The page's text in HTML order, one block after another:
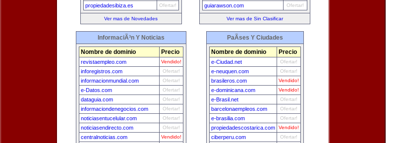
propiedadesibiza.es Ofertar!
Ver mas de Novedades
guiarawson.com Ofertar!
Ver mas de Sin Clasificar
InformaciÃ³n Y Noticias
Nombre de dominio Precio
revistaempleo.com Vendido!
inforegistros.com Ofertar!
informacionmundial.com Ofertar!
e-Datos.com Ofertar!
dataguia.com Ofertar!
informaciondenegocios.com Ofertar!
noticiasentucelular.com Ofertar!
noticiasendirecto.com Ofertar!
centralnoticias.com Vendido!
PaÃ­ses Y Ciudades
Nombre de dominio Precio
e-Ciudad.net Ofertar!
e-neuquen.com Ofertar!
brasileros.com Vendido!
e-dominicana.com Vendido!
e-Brasil.net Ofertar!
barcelonaempleos.com Ofertar!
e-brasilia.com Ofertar!
propiedadescostarica.com Vendido!
ciberperu.com Ofertar!